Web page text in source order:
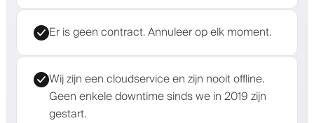
Er is geen contract. Annuleer op elk moment.
Wij zijn een cloudservice en zijn nooit offline.
Geen enkele downtime sinds we in 2019 zijn
gestart.